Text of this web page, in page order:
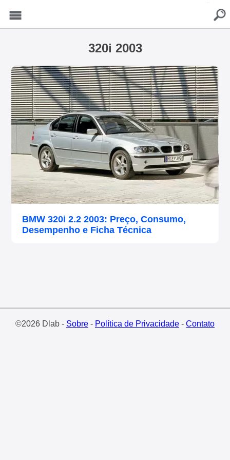
320i 2003
BMW 320i 2.2 2003: Preço, Consumo,
Desempenho e Ficha Técnica
©2026 Dlab - Sobre- Política de Privacidade- Contato